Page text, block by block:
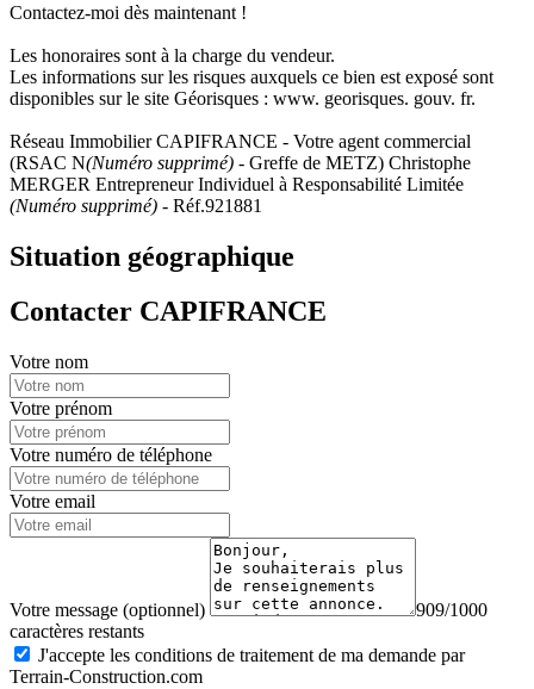
Contactez-moi dès maintenant !
Les honoraires sont à la charge du vendeur.
Les informations sur les risques auxquels ce bien est exposé sont
disponibles sur le site Géorisques : www. georisques. gouv. fr.
Réseau Immobilier CAPIFRANCE - Votre agent commercial
(RSAC N(Numéro supprimé) - Greffe de METZ) Christophe
MERGER Entrepreneur Individuel à Responsabilité Limitée
(Numéro supprimé) - Réf.921881
Situation géographique
Contacter CAPIFRANCE
Votre nom
Votre prénom
Votre numéro de téléphone
Votre email
Votre message (optionnel)
909/1000
caractères restants
J'accepte les conditions de traitement de ma demande par
Terrain-Construction.com